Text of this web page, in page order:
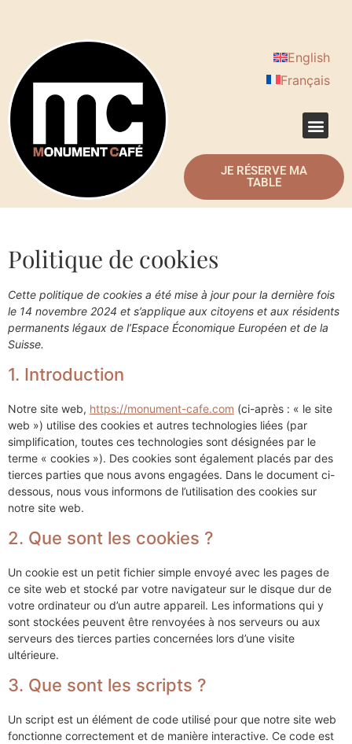
English
Français
JE RÉSERVE MA
TABLE
Politique de cookies
Cette politique de cookies a été mise à jour pour la dernière fois
le 14 novembre 2024 et s’applique aux citoyens et aux résidents
permanents légaux de l’Espace Économique Européen et de la
Suisse.
1. Introduction
Notre site web, https://monument-cafe.com (ci-après : « le site
web ») utilise des cookies et autres technologies liées (par
simplification, toutes ces technologies sont désignées par le
terme « cookies »). Des cookies sont également placés par des
tierces parties que nous avons engagées. Dans le document ci-
dessous, nous vous informons de l’utilisation des cookies sur
notre site web.
2. Que sont les cookies ?
Un cookie est un petit fichier simple envoyé avec les pages de
ce site web et stocké par votre navigateur sur le disque dur de
votre ordinateur ou d’un autre appareil. Les informations qui y
sont stockées peuvent être renvoyées à nos serveurs ou aux
serveurs des tierces parties concernées lors d’une visite
ultérieure.
3. Que sont les scripts ?
Un script est un élément de code utilisé pour que notre site web
fonctionne correctement et de manière interactive. Ce code est